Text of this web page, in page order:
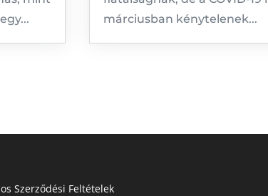
márciusban kénytelenek...
Szerződési Feltételek